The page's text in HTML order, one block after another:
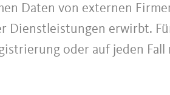
Daten von externen
erwirbt.
oder auf jeden Fall